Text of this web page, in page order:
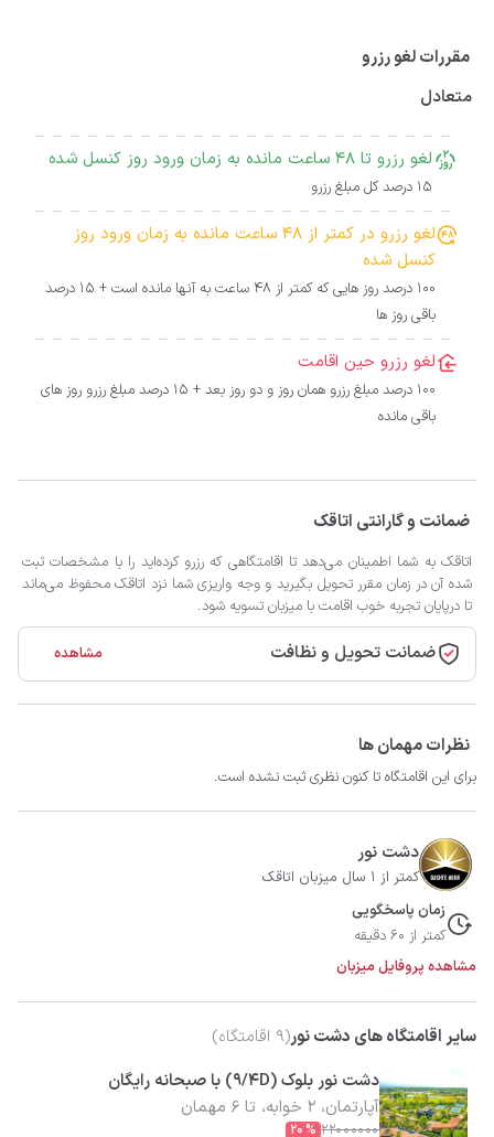
مقررات لغو رزرو
متعادل
لغو رزرو تا 48 ساعت مانده به زمان ورود روز کنسل شده
15 درصد کل مبلغ رزرو
لغو رزرو در کمتر از 48 ساعت مانده به زمان ورود روز
کنسل شده
100 درصد روز هایی که کمتر از 48 ساعت به آنها مانده است + 15 درصد
باقی روز ها
لغو رزرو حین اقامت
100 درصد مبلغ رزرو همان روز و دو روز بعد + 15 درصد مبلغ رزرو روز های
باقی مانده
ضمانت و گارانتی اتاقک
اتاقک به شما اطمینان می‌دهد تا اقامتگاهی که رزرو کرده‌اید را با مشخصات ثبت
شده آن در زمان مقرر تحویل بگیرید و وجه واریزی شما نزد اتاقک محفوظ می‌ماند
تا درپایان تجربه خوب اقامت با میزبان تسویه شود.
ضمانت تحویل و نظافت مشاهده
نظرات مهمان ها
برای این اقامتگاه تا کنون نظری ثبت نشده است.
دشت نور
کمتر از 1 سال میزبان اتاقک
زمان پاسخگویی
کمتر از 60 دقیقه
مشاهده پروفایل میزبان
سایر اقامتگاه های دشت نور(
9 اقامتگاه)
دشت نور بلوک (9/4D) با صبحانه رایگان
آپارتمان، 2 خوابه، تا 6 مهمان
22000000
20%